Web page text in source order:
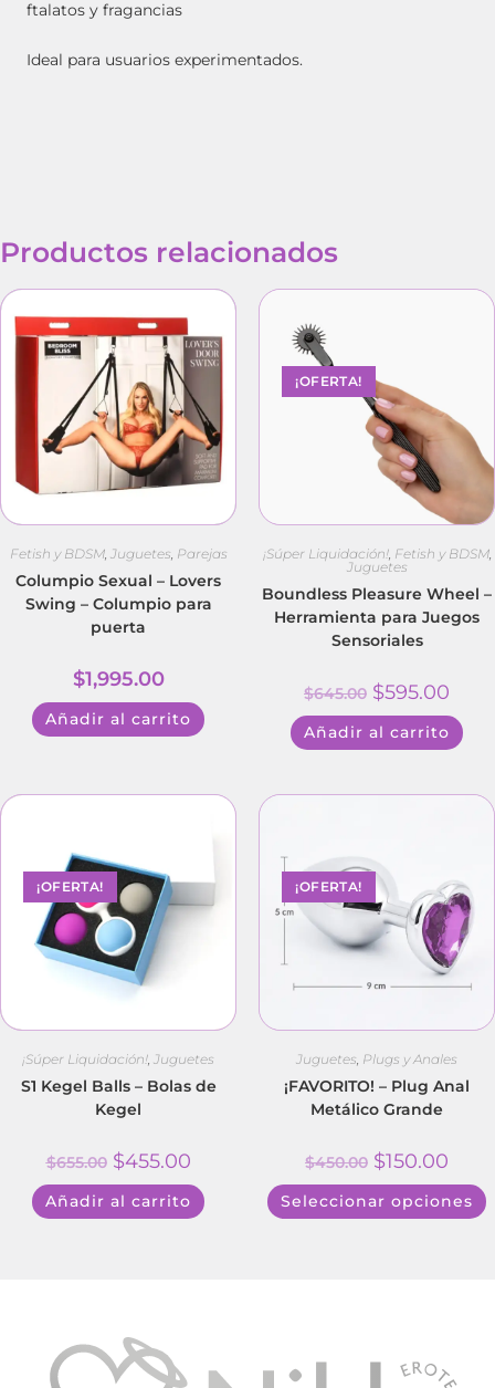
ftalatos y fragancias
Ideal para usuarios experimentados.
Productos relacionados
Fetish y BDSM, Juguetes Parejas
Columpio Sexual – Lovers
Swing – Columpio para
puerta
$1,995.00
Añadir al carrito
¡OFERTA!
¡Súper Liquidación!, Fetish y BDSM,
Juguetes
Boundless Pleasure Wheel –
Herramienta para Juegos
Sensoriales
$645.00 $595.00
Añadir al carrito
¡OFERTA!
¡Súper Liquidación! Juguetes
S1 Kegel Balls – Bolas de
Kegel
$655.00 $455.00
Añadir al carrito
¡OFERTA!
Juguetes Plugs y Anales
¡FAVORITO! – Plug Anal
Metálico Grande
$450.00 $150.00
Seleccionar opciones